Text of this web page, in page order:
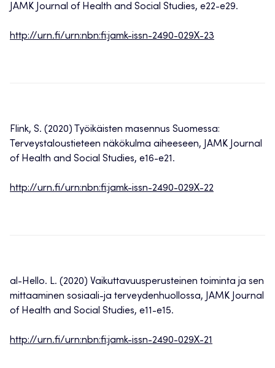
JAMK Journal of Health and Social Studies, e22-e29.
http://urn.fi/urn:nbn:fi:jamk-issn-2490-029X-23
Flink, S. (2020) Työikäisten masennus Suomessa:
Terveystaloustieteen näkökulma aiheeseen, JAMK Journal
of Health and Social Studies, e16-e21.
http://urn.fi/urn:nbn:fi:jamk-issn-2490-029X-22
al-Hello. L. (2020) Vaikuttavuusperusteinen toiminta ja sen
mittaaminen sosiaali-ja terveydenhuollossa, JAMK Journal
of Health and Social Studies, e11-e15.
http://urn.fi/urn:nbn:fi:jamk-issn-2490-029X-21